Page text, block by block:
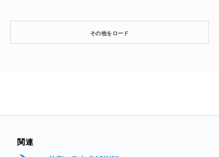
調整を行うことが可能
プや小型ファンなどに
その他をロード
関連